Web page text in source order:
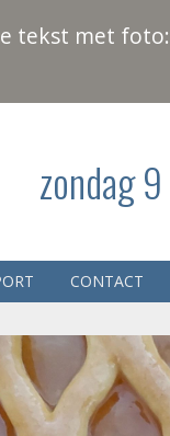
tekst met foto:
zondag
CONTACT